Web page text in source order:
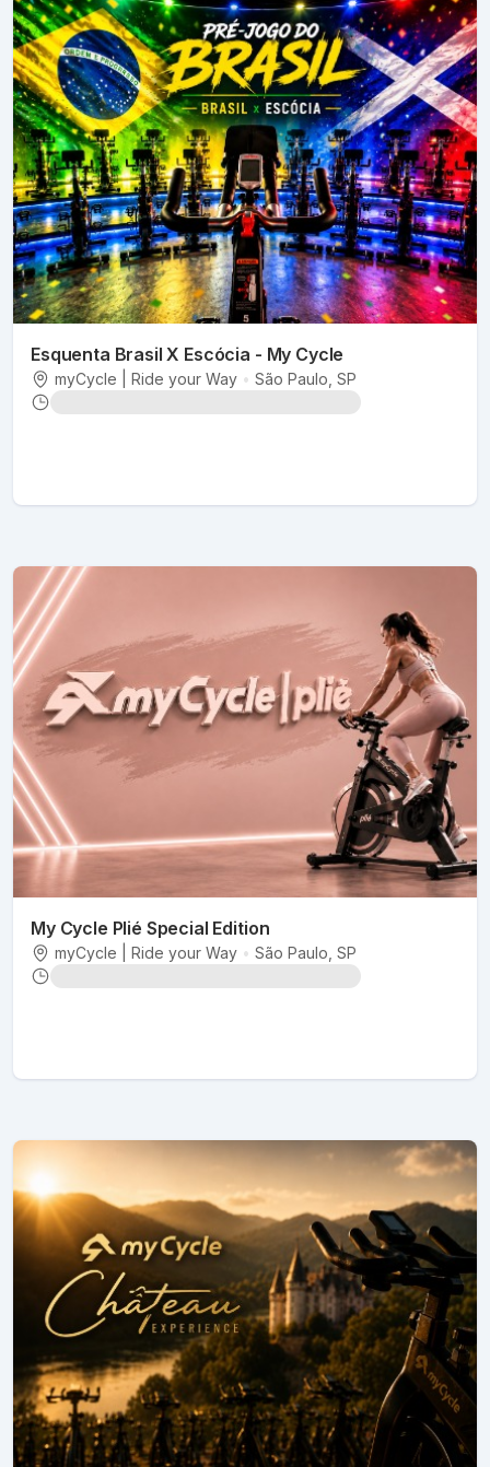
Esquenta Brasil X Escócia - My Cycle
myCycle | Ride your Way • São Paulo , SP
My Cycle Plié Special Edition
myCycle | Ride your Way • São Paulo , SP